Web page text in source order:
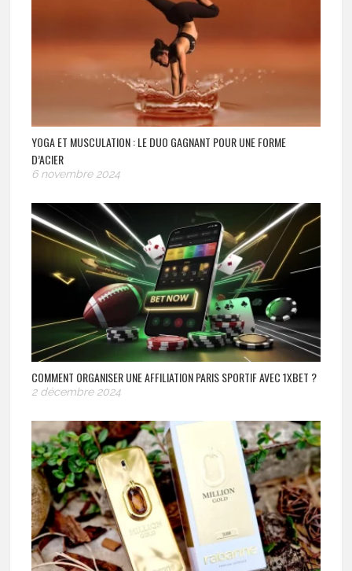
YOGA ET MUSCULATION : LE DUO GAGNANT POUR UNE FORME
D’ACIER
6 novembre 2024
COMMENT ORGANISER UNE AFFILIATION PARIS SPORTIF AVEC 1XBET ?
2 décembre 2024